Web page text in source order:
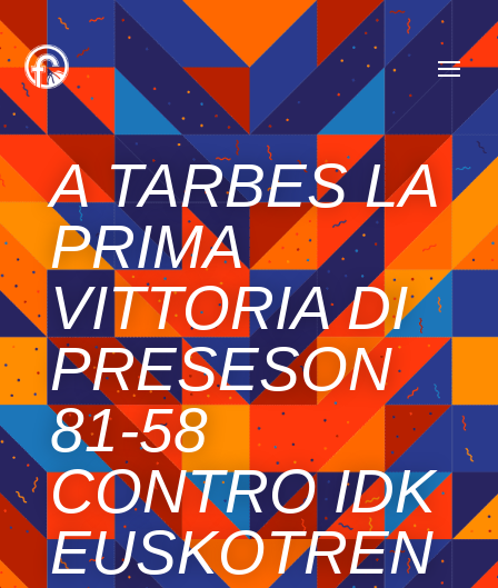
A TARBES LA
PRIMA
VITTORIA DI
PRESESON
81-58
CONTRO IDK
EUSKOTREN